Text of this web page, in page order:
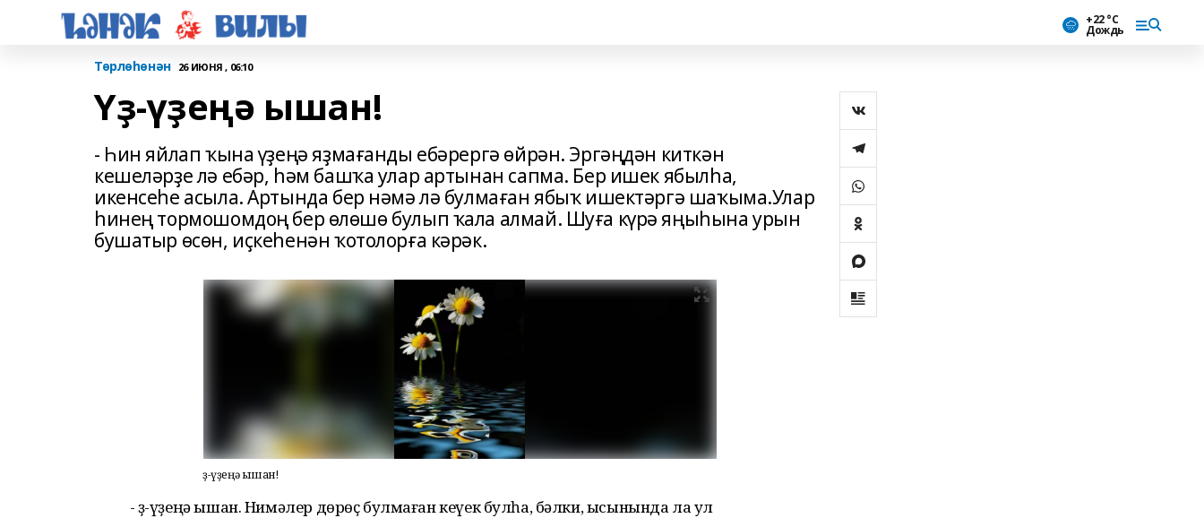
+22 °С
Дождь
Төрлөһөнән 26 ИЮНЯ , 06:10
Үҙ-үҙеңә ышан!
- Һин яйлап ҡына үҙеңә яҙмағанды ебәрергә өйрән. Эргәңдән киткән
кешеләрҙе лә ебәр, һәм башҡа улар артынан сапма. Бер ишек ябылһа,
икенсеһе асыла. Артында бер нәмә лә булмаған ябыҡ ишектәргә шаҡыма.Улар
һинең тормошомдоң бер өлөшө булып ҡала алмай. Шуға күрә яңыһына урын
бушатыр өсөн, иҫкеһенән ҡотолорға кәрәк.
Үҙ-үҙеңә ышан!
- Үҙ-үҙеңә ышан. Нимәлер дөрөҫ булмаған кеүек булһа, бәлки, ысынында ла ул